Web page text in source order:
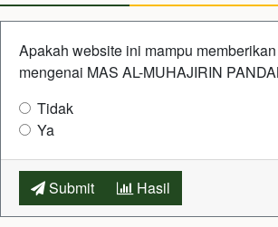
Apakah website ini mampu
mengenai MAS AL-MUHAJIRIN
Tidak
Ya
Submit Hasil